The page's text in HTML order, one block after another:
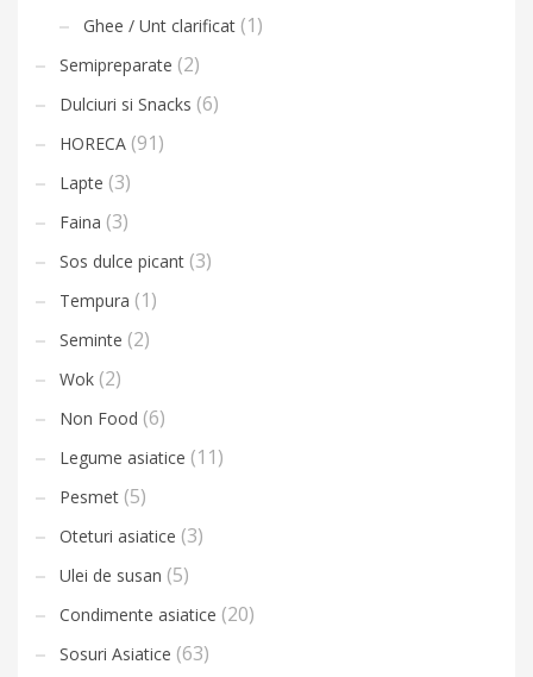
Ghee / Unt clarificat (1)
Semipreparate (2)
Dulciuri si Snacks (6)
HORECA (91)
Lapte (3)
Faina (3)
Sos dulce picant (3)
Tempura (1)
Seminte (2)
Wok (2)
Non Food (6)
Legume asiatice (11)
Pesmet (5)
Oteturi asiatice (3)
Ulei de susan (5)
Condimente asiatice (20)
Sosuri Asiatice (63)